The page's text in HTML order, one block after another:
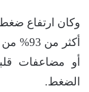
وكان ارتفاع ضغط
أكثر
أو مضاعفات
الضغط.